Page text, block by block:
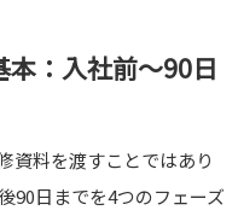
：入社前〜90日
資料を渡すことではあり
90日までを4つのフェーズ